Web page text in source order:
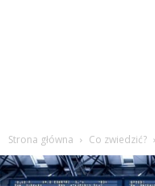
Strona główna Co zwiedzić?